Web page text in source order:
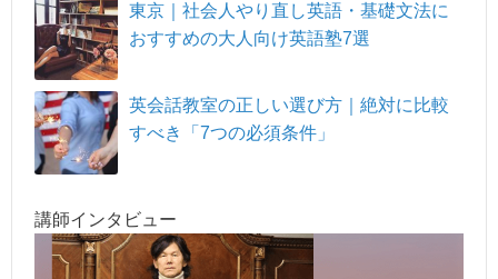
東京｜社会人やり直し英語・基礎文法に
おすすめの大人向け英語塾7選
英会話教室の正しい選び方｜絶対に比較
すべき「7つの必須条件」
講師インタビュー